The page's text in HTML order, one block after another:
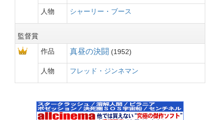
人物 シャーリー・ブース
監督賞
作品
真昼の決闘 1952
人物 フレッド・ジンネマン